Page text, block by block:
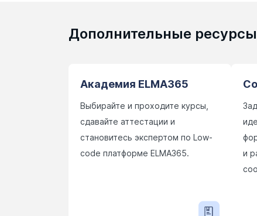
Дополнительные ресурсы
Академия ELMA365
Выбирайте и проходите курсы,
сдавайте аттестации и
становитесь экспертом по Low-
code платформе ELMA365.
и